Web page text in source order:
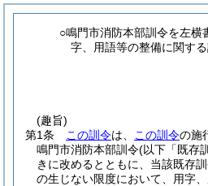
○鳴門市消防本部訓令を左横
字、用語等の整備に関す
(趣旨)
第1条
この訓令は、 この訓令の施
鳴門市消防本部訓令(以下「既存
きに改めるとともに、当該既存
の生じない限度において、用字